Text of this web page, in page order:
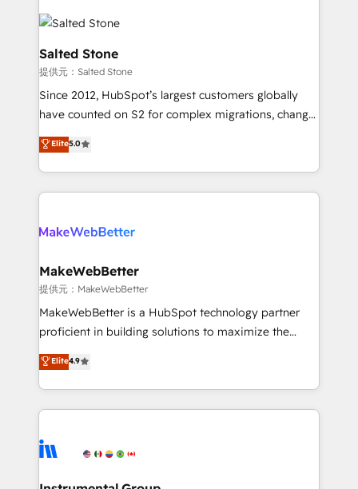
accelerate ROI across every HubSpot Hub. 🧭 From
multi-region migrations to AI-powered automation,
we turn complexity into clarity, human at global
scale. 🏆 HubSpot’s CEO called us “the partner of the
future.” Others agree it is proof of trust built through
measurable impact.
Salted Stone
提供元：Salted Stone
Since 2012, HubSpot’s largest customers globally
have counted on S2 for complex migrations, change
management, systems integration, and creative
solutions that deliver measurable impact and
transform brand experiences As one of the few full-
service creative agencies in the HubSpot
winning design to build scalable, globally
marketing campaigns, & RevOps frameworks that
fuel long-term success We connect the entire
customer lifecycle through seamless integrations,
ensure long-term adoption with change-
and service to drive sustainable growth With 6 key
HubSpot accreditations and experience across
teams has worked with clients just like you Let’s
explore whether S2 is the partner you’ve been
Elite5.0
MakeWebBetter
提供元：MakeWebBetter
MakeWebBetter is a HubSpot technology partner
proficient in building solutions to maximize the
operational efficiency of HubSpot. The fastest-
growing tech-enabler & facilitator, MakeWebBetter,
hands you the blend of HubSpot expertise &
eminent solutions & integrations. Trust us to
Elite Partners with 10+ years of HubSpot experience
Premier Partner 2023 🌟5 HubSpot Accreditations 🌟
Elite4.9